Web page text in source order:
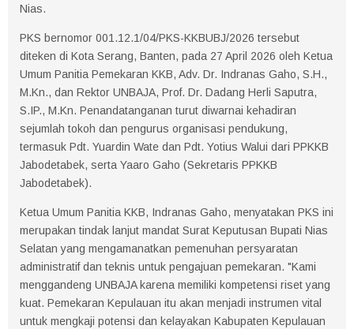
Nias.
PKS bernomor 001.12.1/04/PKS-KKBUBJ/2026 tersebut
diteken di Kota Serang, Banten, pada 27 April 2026 oleh Ketua
Umum Panitia Pemekaran KKB, Adv. Dr. Indranas Gaho, S.H.,
M.Kn., dan Rektor UNBAJA, Prof. Dr. Dadang Herli Saputra,
S.IP., M.Kn. Penandatanganan turut diwarnai kehadiran
sejumlah tokoh dan pengurus organisasi pendukung,
termasuk Pdt. Yuardin Wate dan Pdt. Yotius Walui dari PPKKB
Jabodetabek, serta Yaaro Gaho (Sekretaris PPKKB
Jabodetabek).
Ketua Umum Panitia KKB, Indranas Gaho, menyatakan PKS ini
merupakan tindak lanjut mandat Surat Keputusan Bupati Nias
Selatan yang mengamanatkan pemenuhan persyaratan
administratif dan teknis untuk pengajuan pemekaran. "Kami
menggandeng UNBAJA karena memiliki kompetensi riset yang
kuat. Pemekaran Kepulauan itu akan menjadi instrumen vital
untuk mengkaji potensi dan kelayakan Kabupaten Kepulauan